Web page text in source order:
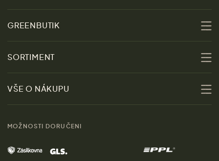
GREENBUTIK
Udržitelnost
Obchody
Kontakt
SORTIMENT
Slevy
Ženy
Muži
Domov
VŠE O NÁKUPU
MOŽNOSTI DORUČENI